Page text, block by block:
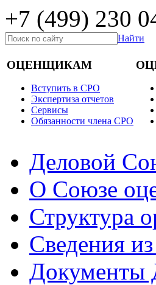
+7 (499) 230
Найти
ОЦЕНЩИКАМ
Вступить в СРО
Экспертиза отчетов
Cервисы
Обязанности члена СРО
Деловой
О Союзе
Структура
Сведения